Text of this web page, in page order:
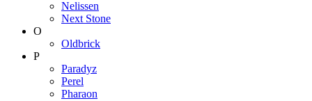
Nelissen
Next Stone
O
Oldbrick
P
Paradyz
Perel
Pharaon